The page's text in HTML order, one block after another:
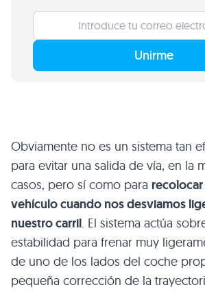
Unirme
Obviamente no es un sistema tan
para evitar una salida de vía, en la
casos, pero sí como para
vehículo cuando nos desviamos
nuestro carril. El sistema actúa
estabilidad para frenar muy
de uno de los lados del coche
pequeña corrección de la